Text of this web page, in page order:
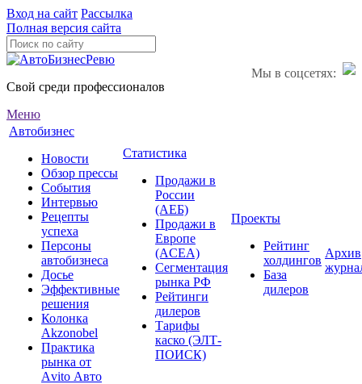
Вход на сайт Рассылка
Полная версия сайта
Мы в соцсетях:
Свой среди профессионалов
Меню
Автобизнес
Новости
Обзор прессы
События
Интервью
Рецепты
успеха
Персоны
автобизнеса
Досье
Эффективные
решения
Колонка
Akzonobel
Практика
рынка от
Аvito Авто
Статистика
Продажи в
России
(АЕБ)
Продажи в
Европе
(ACEA)
Сегментация
рынка РФ
Рейтинги
дилеров
Тарифы
каско (ЭЛТ-
ПОИСК)
Проекты
Рейтинг
холдингов
База
дилеров
Архив